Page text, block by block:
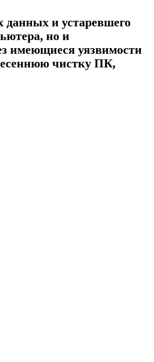
данных и устаревшего
но и
имеющиеся уязвимости
чистку ПК,